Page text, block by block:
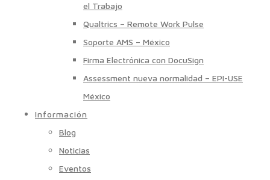
el Trabajo
Qualtrics – Remote Work Pulse
Soporte AMS – México
Firma Electrónica con DocuSign
Assessment nueva normalidad – EPI-USE
México
Información
Blog
Noticias
Eventos